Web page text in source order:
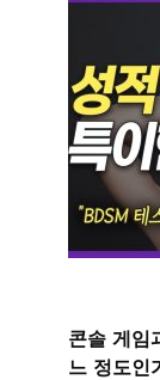
콘솔 게임
느 정도인